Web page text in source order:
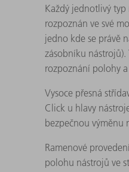
Každý jednotlivý
rozpoznán ve své
jedno kde se právě
zásobníku nástrojů).
rozpoznání polohy
Vysoce přesná
Click u hlavy
bezpečnou výměnu
Ramenové
polohu nástrojů ve